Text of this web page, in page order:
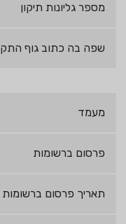
מספר גליונות תיקון
שפה בה כתוב גוף
מעמד
פרסום ברשומות
תאריך פרסום ברשומות